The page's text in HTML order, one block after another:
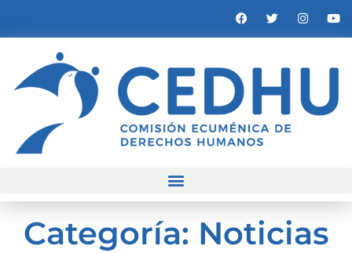
Categoría: Noticias